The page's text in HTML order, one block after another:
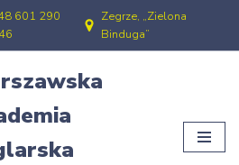
601 290
Zegrze, „Zielona
Binduga”